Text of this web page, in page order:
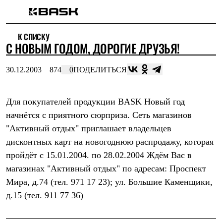
Интернет-магазин
Мужская одежда
Утепленная пухом
Куртки
Брюки
Утепленная синтетикой
Куртки
Штормовая одежда
Куртки
Брюки
Софтшелл одежда
Куртки
Брюки
Флисовая одежда
Куртки
Жилеты
К СПИСКУ
С НОВЫМ ГОДОМ, ДОРОГИЕ ДРУЗЬЯ!
30.12.2003 874 0ПОДЕЛИТЬСЯ
Для покупателей продукции BASK Новый год
начнётся с приятного сюрприза. Сеть магазинов
"Активный отдых" приглашает владельцев
дисконтных карт на новогоднюю распродажу, которая
пройдёт с 15.01.2004. по 28.02.2004 Ждём Вас в
магазинах "Активный отдых" по адресам: Проспект
Мира, д.74 (тел. 971 17 23); ул. Большие Каменщики,
д.15 (тел. 911 77 36)